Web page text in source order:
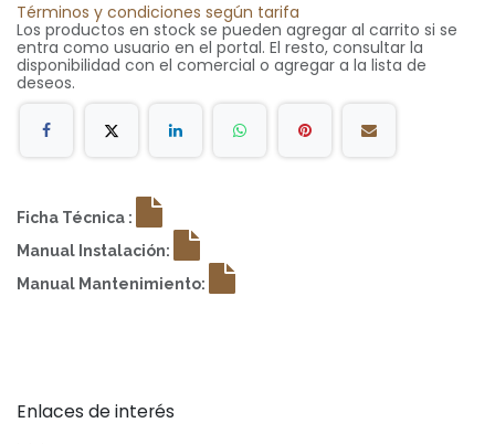
Términos y condiciones según tarifa
Los productos en stock se pueden agregar al carrito si se
entra como usuario en el portal. El resto, consultar la
disponibilidad con el comercial o agregar a la lista de
deseos.
Ficha Técnica :
Manual Instalación:
Manual Mantenimiento:
Enlaces de interés